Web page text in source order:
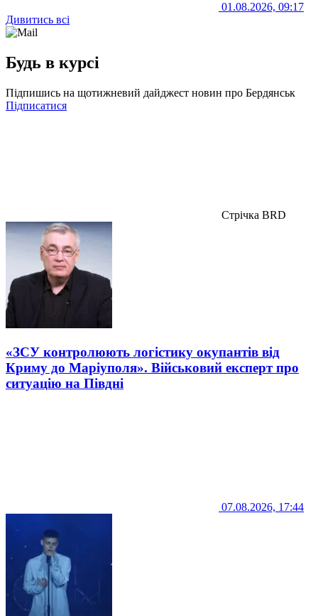
01.08.2026, 09:17
Дивитись всі
Будь в курсі
Підпишись на щотижневий дайджест новин про Бердянськ
Підписатися
Стрічка BRD
«ЗСУ контролюють логістику окупантів від
Криму до Маріуполя». Військовий експерт про
ситуацію на Півдні
07.08.2026, 17:44